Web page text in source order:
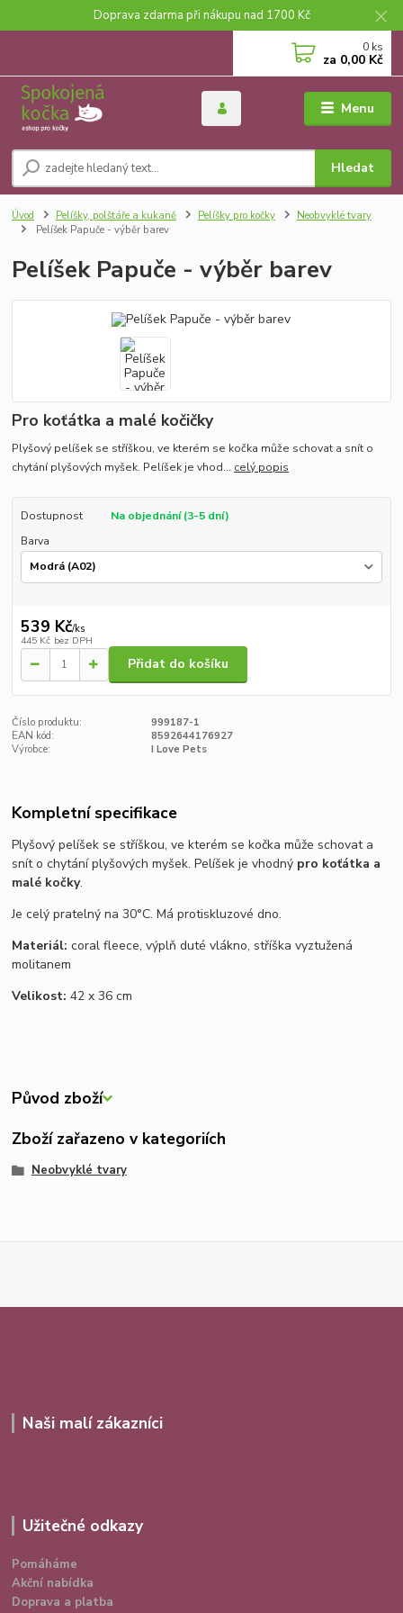
Doprava zdarma při nákupu nad 1700 Kč
Menu
Hledat
0 ks
za 0,00 Kč
Úvod Pelíšky, polštáře a kukaně Pelíšky pro kočky
Neobvyklé tvary
Pelíšek Papuče - výběr barev
Pelíšek Papuče - výběr barev
Pro koťátka a malé kočičky
Plyšový pelíšek se stříškou, ve kterém se kočka může schovat a snít o
chytání plyšových myšek. Pelíšek je vhod... celý popis
Dostupnost
Na objednání (3-5 dní)
Barva
539 Kč/ks
445 Kč bez DPH
Přidat do košíku
Číslo produktu:
999187-1
EAN kód:
8592644176927
Výrobce:
I Love Pets
Kompletní specifikace
Plyšový pelíšek se stříškou, ve kterém se kočka může schovat a
snít o chytání plyšových myšek. Pelíšek je vhodný pro koťátka a
malé kočky.
Je celý pratelný na 30°C. Má protiskluzové dno.
Materiál: coral fleece, výplň duté vlákno, stříška vyztužená
molitanem
Velikost: 42 x 36 cm
Původ zboží
Zboží zařazeno v kategoriích
Neobvyklé tvary
Naši malí zákazníci
Užitečné odkazy
Pomáháme
Akční nabídka
Doprava a platba